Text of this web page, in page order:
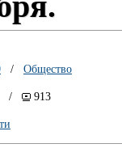
/ Общество
/ 913